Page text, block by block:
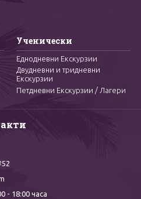
Ученически
Еднодневни Екскурзии
Двудневни и тридневни
Екскурзии
Петдневни Екскурзии / Лагери
- 18:00 часа